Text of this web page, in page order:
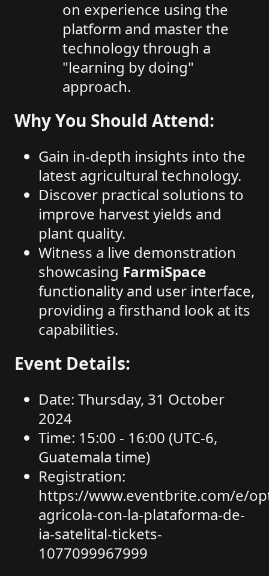
on experience using the
platform and master the
technology through a
"learning by doing"
approach.
Why You Should Attend:
Gain in-depth insights into the
latest agricultural technology.
Discover practical solutions to
improve harvest yields and
plant quality.
Witness a live demonstration
showcasing FarmiSpace
functionality and user interface,
providing a firsthand look at its
capabilities.
Event Details:
Date: Thursday, 31 October
2024
Time: 15:00 - 16:00 (UTC-6,
Guatemala time)
Registration:
https://www.eventbrite.com/e/
agricola-con-la-plataforma-de-
ia-satelital-tickets-
1077099967999